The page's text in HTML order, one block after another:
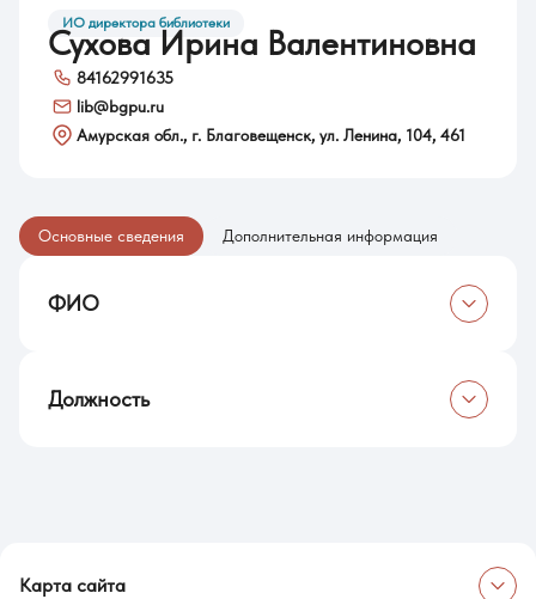
ИО директора библиотеки
Сухова Ирина Валентиновна
84162991635
lib@bgpu.ru
Амурская обл., г. Благовещенск, ул. Ленина, 104, 461
Основные сведения Дополнительная информация
ФИО
Должность
Карта сайта